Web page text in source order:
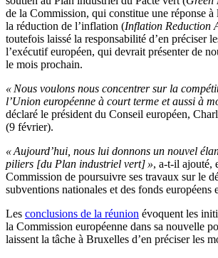
de la Commission, qui constitue une réponse
la réduction de l’inflation (Inflation Reduction
toutefois laissé la responsabilité d’en préciser
l’exécutif européen, qui devrait présenter de
le mois prochain.
« Nous voulons nous concentrer sur la
l’Union européenne à court terme et aussi à
déclaré le président du Conseil européen,
(9 février).
« Aujourd’hui, nous lui donnons un nouvel
piliers [du Plan industriel vert] », a-t-il ajouté,
Commission de poursuivre ses travaux sur le
subventions nationales et des fonds européens
Les conclusions de la réunion évoquent les
la Commission européenne dans sa nouvelle
laissent la tâche à Bruxelles d’en préciser les